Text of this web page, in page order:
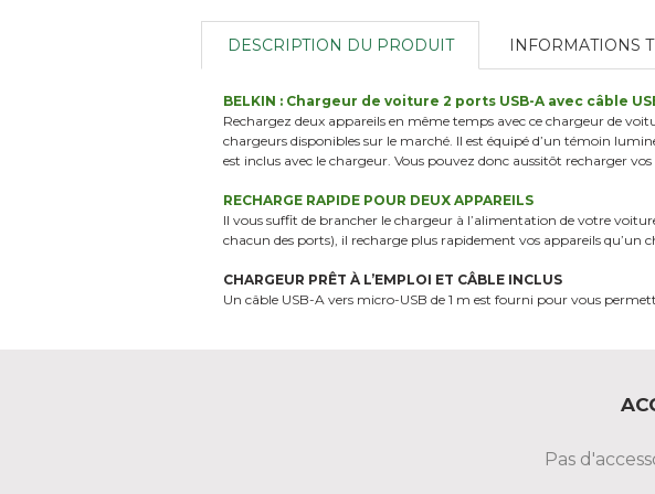
DESCRIPTION DU PRODUIT
BELKIN : Chargeur de voiture 2 ports USB-A avec câble
Rechargez deux appareils en même temps avec ce chargeur de
chargeurs disponibles sur le marché. Il est équipé d’un témoin
est inclus avec le chargeur. Vous pouvez donc aussitôt recharger vos
RECHARGE RAPIDE POUR DEUX APPAREILS
Il vous suffit de brancher le chargeur à l’alimentation de votre
chacun des ports), il recharge plus rapidement vos appareils qu’un
CHARGEUR PRÊT À L’EMPLOI ET CÂBLE INCLUS
Un câble USB-A vers micro-USB de 1 m est fourni pour vous
INFORMATIONS
Pas